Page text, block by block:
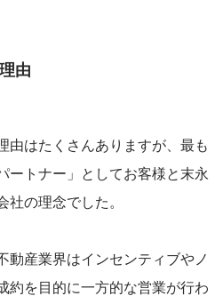
由
由はたくさんありますが、最も
ートナー」としてお客様と末永
の理念でした。
動産業界はインセンティブやノ
約を目的に一方的な営業が行わ